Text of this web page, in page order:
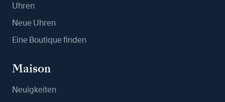
Uhren
Neue Uhren
Eine Boutique finden
Maison
Neuigkeiten